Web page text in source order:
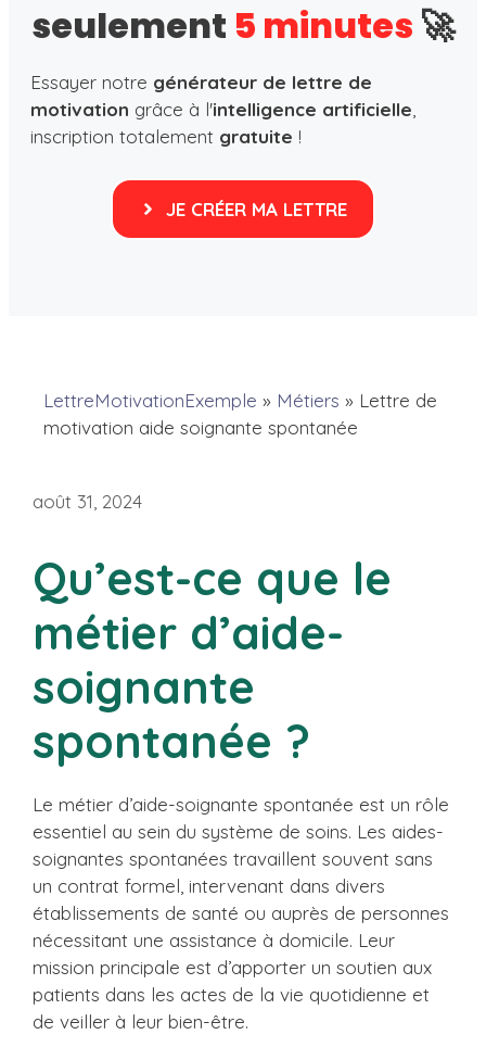
seulement 5 minutes 🚀
Essayer notre générateur de lettre de
motivation grâce à l'intelligence artificielle
inscription totalement gratuite !
JE CRÉER MA LETTRE
LettreMotivationExemple » Métiers » Lettre de
motivation aide soignante spontanée
août 31, 2024
Qu’est-ce que le
métier d’aide-
soignante
spontanée ?
Le métier d’aide-soignante spontanée est un rôle
essentiel au sein du système de soins. Les aides-
soignantes spontanées travaillent souvent sans
un contrat formel, intervenant dans divers
établissements de santé ou auprès de personnes
nécessitant une assistance à domicile. Leur
mission principale est d’apporter un soutien aux
patients dans les actes de la vie quotidienne et
de veiller à leur bien-être.